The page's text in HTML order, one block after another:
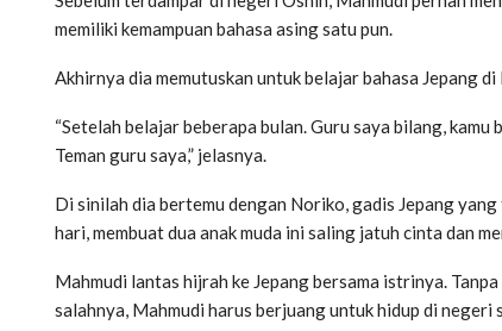
memiliki kemampuan bahasa asing satu pun.
Akhirnya dia memutuskan untuk belajar bahasa Jepang
“Setelah belajar beberapa bulan. Guru saya bilang,
Teman guru saya,” jelasnya.
Di sinilah dia bertemu dengan Noriko, gadis Jepang
hari, membuat dua anak muda ini saling jatuh cinta dan
Mahmudi lantas hijrah ke Jepang bersama istrinya.
salahnya, Mahmudi harus berjuang untuk hidup di negeri